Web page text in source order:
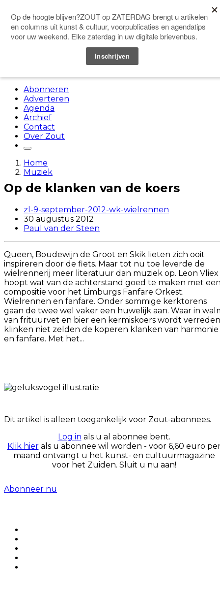
Doneer
Abonneren
Adverteren
Agenda
Archief
Contact
Over Zout
Home
Muziek
Op de klanken van de koers
zl-9-september-2012-wk-wielrennen
30 augustus 2012
Paul van der Steen
Queen, Boudewijn de Groot en Skik lieten zich ooit
inspireren door de fiets. Maar tot nu toe leverde de
wielrennerij meer literatuur dan muziek op. Leon Vliex
hoopt wat van de achterstand goed te maken met
compositie voor het Limburgs Fanfare Orkest.
Wielrennen en fanfare. Onder sommige kerktorens
gaan de twee wel vaker een huwelijk aan. Waar in
van frituurvet en bier een kermiskoers wordt
klinken niet zelden de koperen klanken van harmonie
en fanfare. Met het...
Dit artikel is alleen toegankelijk voor Zout-abonnees.
Log in als u al abonnee bent.
Klik hierals u abonnee wil worden - voor 6,60 euro
maand ontvangt u het kunst- en cultuurmagazine
voor het Zuiden. Sluit u nu aan!
Abonneer nu